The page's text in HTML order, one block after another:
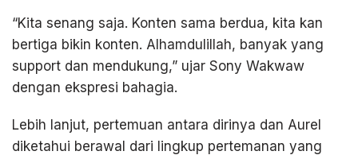
“Kita senang saja. Konten sama berdua, kita kan
bertiga bikin konten. Alhamdulillah, banyak yang
support dan mendukung,” ujar Sony Wakwaw
dengan ekspresi bahagia.
Lebih lanjut, pertemuan antara dirinya dan Aurel
diketahui berawal dari lingkup pertemanan yang